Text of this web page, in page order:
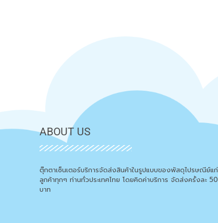
ABOUT US
ตุ๊กตาเซ็นเตอร์บริการจัดส่งสินค้าในรูปแบบของพัสดุไปรษณีย์แก่
ลูกค้าทุกๆ ท่านทั่วประเทศไทย โดยคิดค่าบริการ จัดส่งครั้งละ 50
บาท